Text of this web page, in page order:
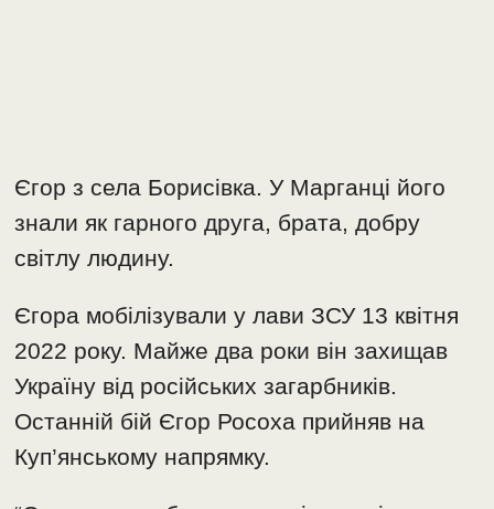
Єгор з села Борисівка. У Марганці його
знали як гарного друга, брата, добру
світлу людину.
Єгора мобілізували у лави ЗСУ 13 квітня
2022 року. Майже два роки він захищав
Україну від російських загарбників.
Останній бій Єгор Росоха прийняв на
Куп’янському напрямку.